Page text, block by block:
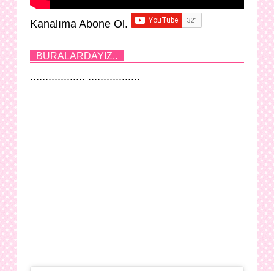
Kanalıma Abone Ol.
BURALARDAYIZ..
.................. .................